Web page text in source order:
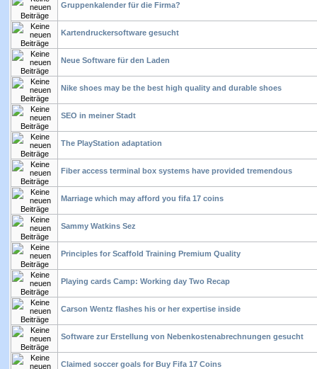
Gruppenkalender für die Firma?
Kartendruckersoftware gesucht
Neue Software für den Laden
Nike shoes may be the best high quality and durable shoes
SEO in meiner Stadt
The PlayStation adaptation
Fiber access terminal box systems have provided tremendous
Marriage which may afford you fifa 17 coins
Sammy Watkins Sez
Principles for Scaffold Training Premium Quality
Playing cards Camp: Working day Two Recap
Carson Wentz flashes his or her expertise inside
Software zur Erstellung von Nebenkostenabrechnungen gesucht
Claimed soccer goals for Buy Fifa 17 Coins